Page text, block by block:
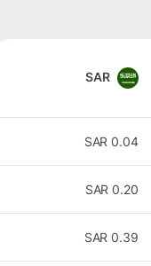
SAR
0.04
SAR
0.20
SAR
0.39
SAR